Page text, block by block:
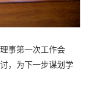
事第一次工作会
，为下一步谋划学